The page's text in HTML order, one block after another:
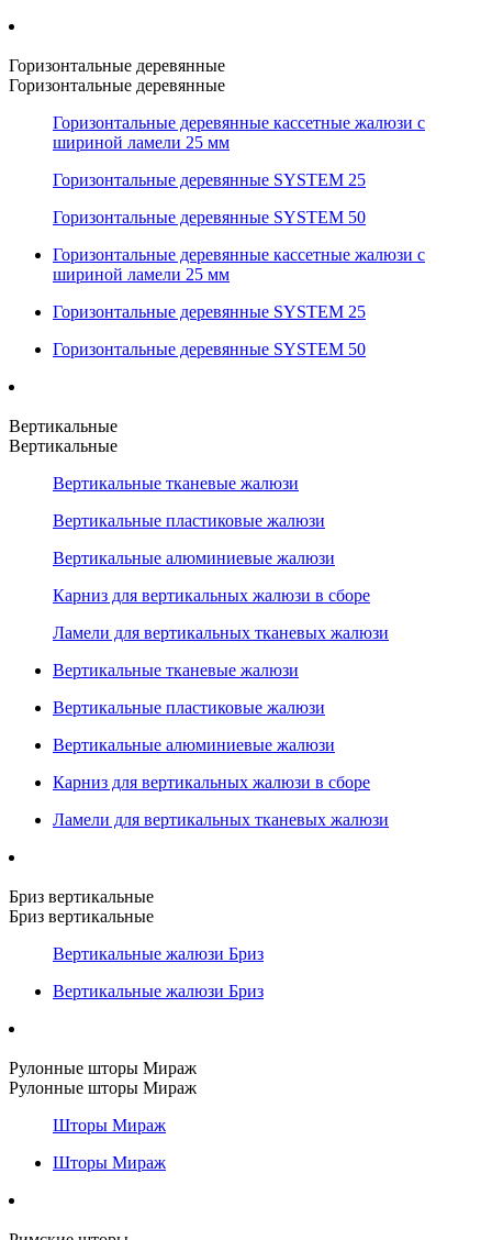
Горизонтальные деревянные
Горизонтальные деревянные
Горизонтальные деревянные кассетные жалюзи с
шириной ламели 25 мм
Горизонтальные деревянные SYSTEM 25
Горизонтальные деревянные SYSTEM 50
Горизонтальные деревянные кассетные жалюзи с
шириной ламели 25 мм
Горизонтальные деревянные SYSTEM 25
Горизонтальные деревянные SYSTEM 50
Вертикальные
Вертикальные
Вертикальные тканевые жалюзи
Вертикальные пластиковые жалюзи
Вертикальные алюминиевые жалюзи
Карниз для вертикальных жалюзи в сборе
Ламели для вертикальных тканевых жалюзи
Вертикальные тканевые жалюзи
Вертикальные пластиковые жалюзи
Вертикальные алюминиевые жалюзи
Карниз для вертикальных жалюзи в сборе
Ламели для вертикальных тканевых жалюзи
Бриз вертикальные
Бриз вертикальные
Вертикальные жалюзи Бриз
Вертикальные жалюзи Бриз
Рулонные шторы Мираж
Рулонные шторы Мираж
Шторы Мираж
Шторы Мираж